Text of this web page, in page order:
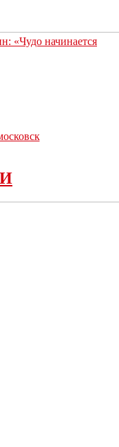
«Чудо начинается